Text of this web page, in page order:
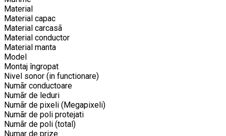
Material
Material capac
Material carcasã
Material conductor
Material manta
Model
Montaj îngropat
Nivel sonor (in functionare)
Numãr conductoare
Numãr de leduri
Numãr de pixeli (Megapixeli)
Numãr de poli protejati
Numãr de poli (total)
Numar de prize